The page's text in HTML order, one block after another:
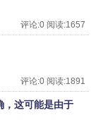
评论:0 阅读:1657
评论:0 阅读:1891
，这可能是由于